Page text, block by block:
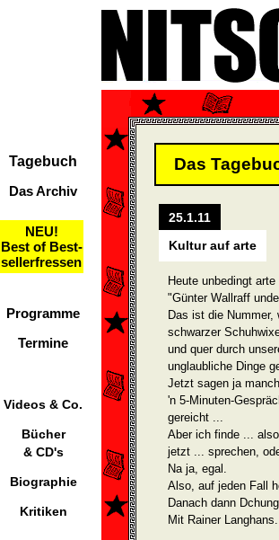
Tagebuch
Das Archiv
NEU!
Best of Best-
sellerfressen
Programme
Termine
Videos & Co.
Bücher
& CD's
Biographie
Kritiken
Das
25.1.11
Kultur auf arte
Heute unbedingt
"Günter Wallraff
Das ist die
schwarzer
und quer durch
unglaubliche Dinge
Jetzt sagen ja
'n 5-Minuten-
gereicht ...
Aber ich finde ...
jetzt ... sprechen,
Na ja, egal.
Also, auf jeden Fall
Danach dann
Mit Rainer Langhans.